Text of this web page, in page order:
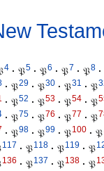
4 · 𝔓5 · 𝔓6 · 𝔓7 · 𝔓8 ·
· 𝔓29 · 𝔓30 · 𝔓31 · 𝔓
· 𝔓52 · 𝔓53 · 𝔓54 · 𝔓
· 𝔓75 · 𝔓76 · 𝔓77 · 𝔓
· 𝔓98 · 𝔓99 · 𝔓100 · 𝔓
117 · 𝔓118 · 𝔓119 · 𝔓
136 · 𝔓137 · 𝔓138 · 𝔓